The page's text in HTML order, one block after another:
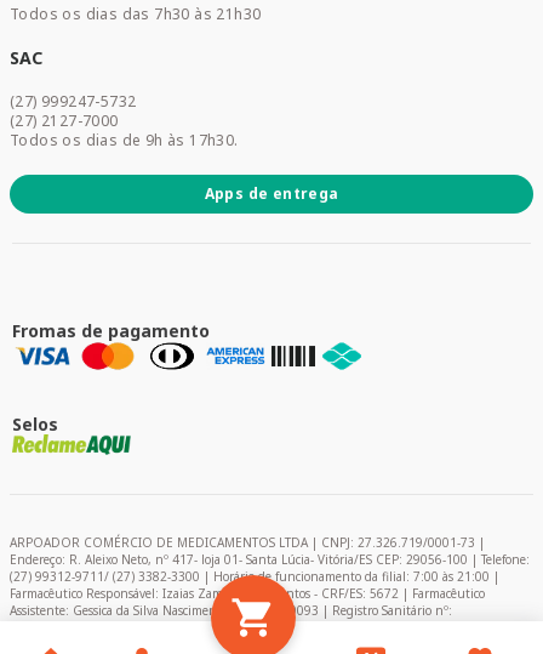
Dermocosméticos
Promoções
Todos os dias das 7h30 às 21h30
SAC
(27) 999247-5732
(27) 2127-7000
Todos os dias de 9h às 17h30.
Apps de entrega
Fromas de pagamento
Selos
ARPOADOR COMÉRCIO DE MEDICAMENTOS LTDA | CNPJ: 27.326.719/0001-73 |
Endereço: R. Aleixo Neto, nº 417- loja 01- Santa Lúcia- Vitória/ES CEP: 29056-100 | Telefone:
(27) 99312-9711/ (27) 3382-3300 | Horário de funcionamento da filial: 7:00 às 21:00 |
Farmacêutico Responsável: Izaias Zambelli dos Santos - CRF/ES: 5672 | Farmacêutico
Assistente: Gessica da Silva Nascimento – CRF/ES: 9093 | Registro Sanitário nº:
2024849/2020 | AFE: 0.11366-0 | Encarregado de Proteção de Dados (DPO) - Pablo Felipe
Campelo